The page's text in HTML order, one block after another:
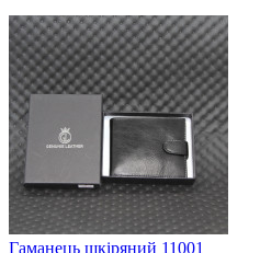
Гаманець шкіряний 11001